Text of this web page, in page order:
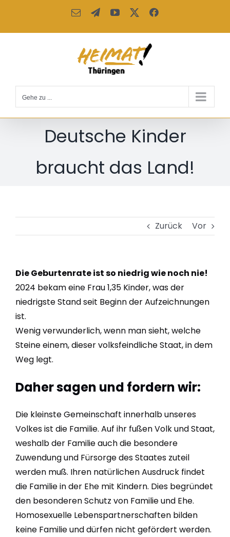
springen
E-
TelegramYouTube Facebook
Gehe zu ...
Deutsche Kinder
braucht das Land!
Zurück Vor
Die Geburtenrate ist so niedrig wie noch nie!
2024 bekam eine Frau 1,35 Kinder, was der
niedrigste Stand seit Beginn der Aufzeichnungen
ist.
Wenig verwunderlich, wenn man sieht, welche
Steine einem, dieser volksfeindliche Staat, in dem
Weg legt.
Daher sagen und fordern wir:
Die kleinste Gemeinschaft innerhalb unseres
Volkes ist die Familie. Auf ihr fußen Volk und Staat,
weshalb der Familie auch die besondere
Zuwendung und Fürsorge des Staates zuteil
werden muß. Ihren natürlichen Ausdruck findet
die Familie in der Ehe mit Kindern. Dies begründet
den besonderen Schutz von Familie und Ehe.
Homosexuelle Lebenspartnerschaften bilden
keine Familie und dürfen nicht gefördert werden.